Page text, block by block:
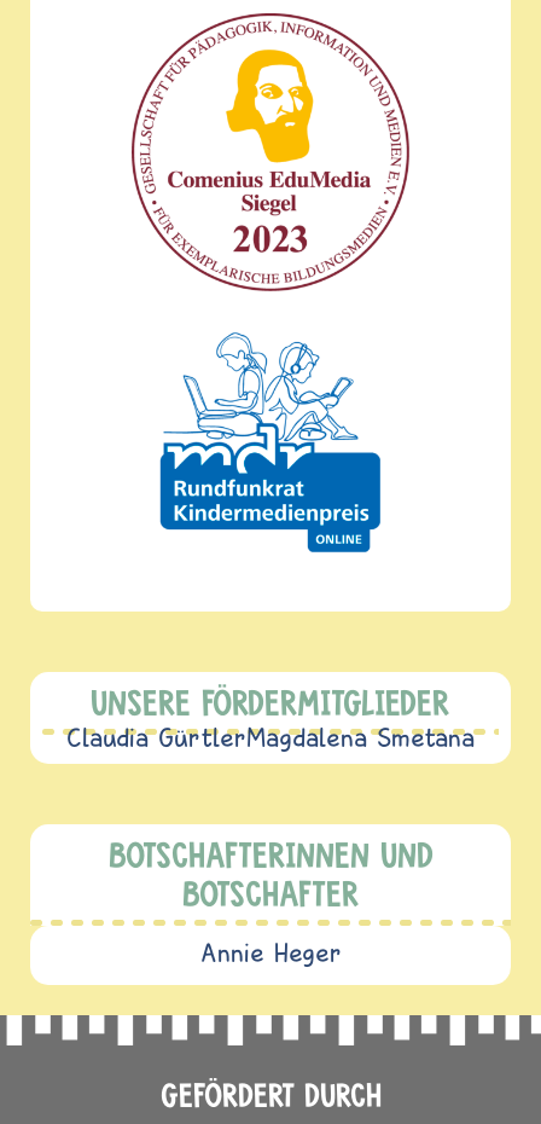
UNSERE FÖRDERMITGLIEDER
Claudia GürtlerMagdalena Smetana
BOTSCHAFTERINNEN UND
BOTSCHAFTER
Annie Heger
GEFÖRDERT DURCH